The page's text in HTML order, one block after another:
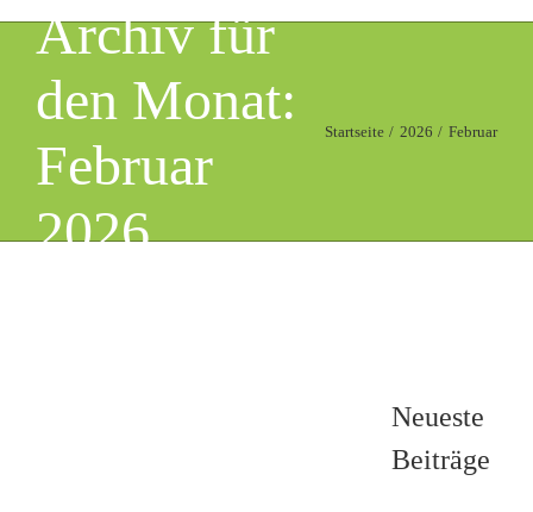
Archiv für
den Monat:
Februar
2026
Startseite 2026 Februar
Neueste
Beiträge